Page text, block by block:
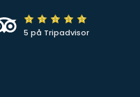
5 på Tripadvisor